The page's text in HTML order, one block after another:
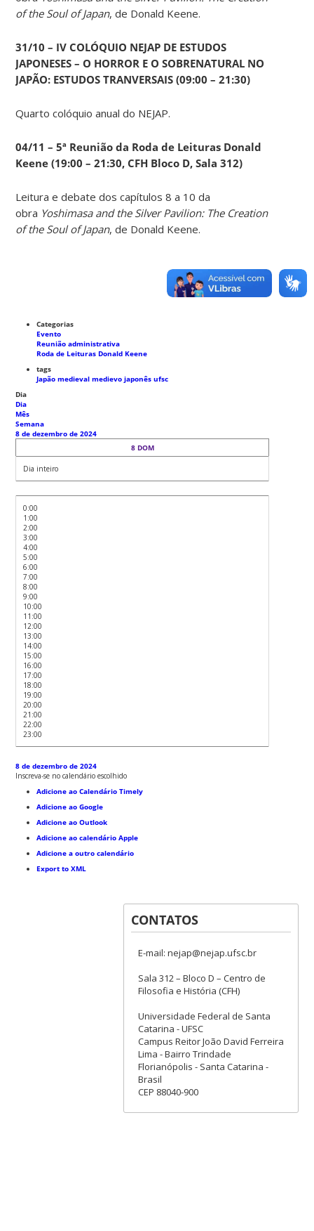
of the Soul of Japan, de Donald Keene.
31/10 – IV COLÓQUIO NEJAP DE ESTUDOS
JAPONESES – O HORROR E O SOBRENATURAL NO
JAPÃO: ESTUDOS TRANVERSAIS (09:00 – 21:30)
Quarto colóquio anual do NEJAP.
04/11 – 5ª Reunião da Roda de Leituras Donald
Keene (19:00 – 21:30, CFH Bloco D, Sala 312)
Leitura e debate dos capítulos 8 a 10 da
obra Yoshimasa and the Silver Pavilion: The Creation
of the Soul of Japan, de Donald Keene.
Categorias
Evento
Reunião administrativa
Roda de Leituras Donald Keene
tags
Japão medievalmedievo japonêsufsc
Dia
Dia
Mês
Semana
8 de dezembro de 2024
8 DOM
Dia inteiro
0:00
1:00
2:00
3:00
4:00
5:00
6:00
7:00
8:00
9:00
10:00
11:00
12:00
13:00
14:00
15:00
16:00
17:00
18:00
19:00
20:00
21:00
22:00
23:00
8 de dezembro de 2024
Inscreva-se no calendário escolhido
Adicione ao Calendário Timely
Adicione ao Google
Adicione ao Outlook
Adicione ao calendário Apple
Adicione a outro calendário
Export to XML
CONTATOS
E-mail: nejap@nejap.ufsc.br
Sala 312 – Bloco D – Centro de
Filosofia e História (CFH)
Universidade Federal de Santa
Catarina - UFSC
Campus Reitor João David Ferreira
Lima - Bairro Trindade
Florianópolis - Santa Catarina -
Brasil
CEP 88040-900